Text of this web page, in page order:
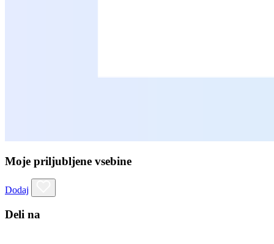
Moje priljubljene vsebine
Dodaj
Deli na